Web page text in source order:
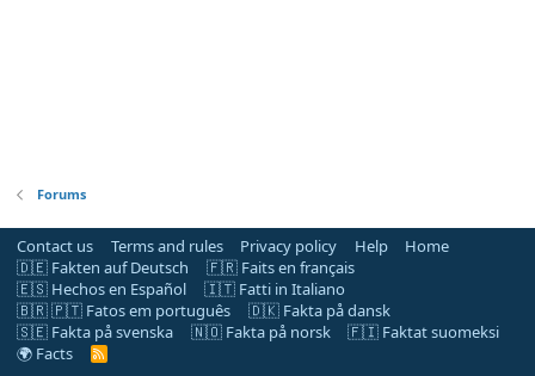
Forums
Contact us Terms and rules Privacy policy Help
Home
🇩🇪 Fakten auf Deutsch
🇫🇷 Faits en français
🇪🇸 Hechos en Español
🇮🇹 Fatti in Italiano
🇧🇷 🇵🇹 Fatos em português
🇩🇰 Fakta på dansk
🇸🇪 Fakta på svenska
🇳🇴 Fakta på norsk
🇫🇮 Faktat suomeksi
🌍 Facts
R